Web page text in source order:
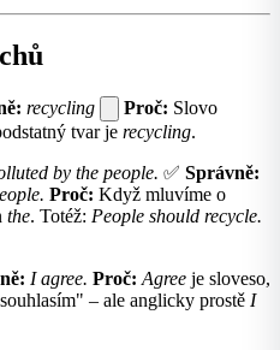
recycling Proč: Slovo
tvar je recycling.
by the people. ✅ Správně:
Proč: Když mluvíme o
the. Totéž: People should recycle.
I agree. Proč: Agree je sloveso,
– ale anglicky prostě I